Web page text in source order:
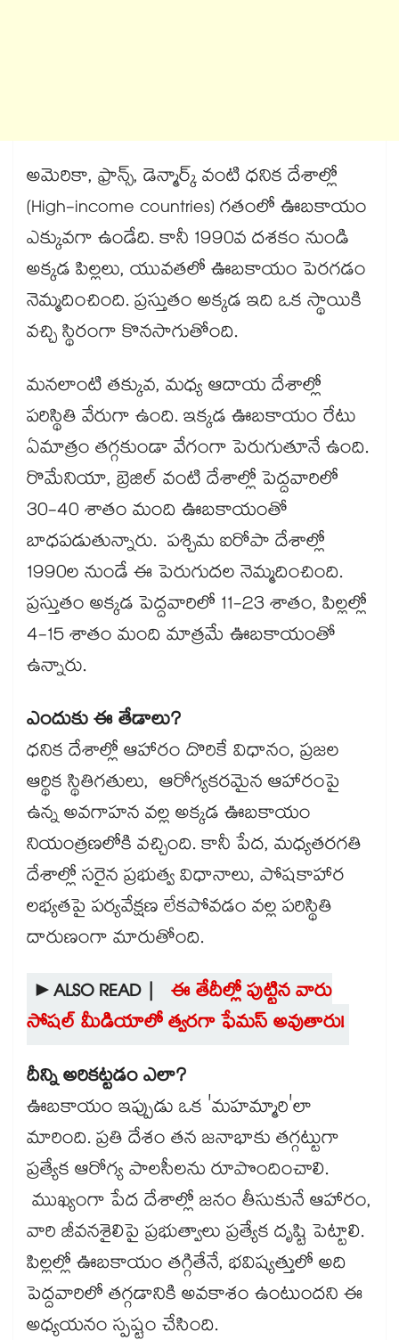
అమెరికా, ఫ్రాన్స్, డెన్మార్క్ వంటి ధనిక దేశాల్లో
(High-income countries) గతంలో ఊబకాయం
ఎక్కువగా ఉండేది. కానీ 1990వ దశకం నుండి
అక్కడ పిల్లలు, యువతలో ఊబకాయం పెరగడం
నెమ్మదించింది. ప్రస్తుతం అక్కడ ఇది ఒక స్థాయికి
వచ్చి స్థిరంగా కొనసాగుతోంది.
మనలాంటి తక్కువ, మధ్య ఆదాయ దేశాల్లో
పరిస్థితి వేరుగా ఉంది. ఇక్కడ ఊబకాయం రేటు
ఏమాత్రం తగ్గకుండా వేగంగా పెరుగుతూనే ఉంది.
రొమేనియా, బ్రెజిల్ వంటి దేశాల్లో పెద్దవారిలో
30-40 శాతం మంది ఊబకాయంతో
బాధపడుతున్నారు. పశ్చిమ ఐరోపా దేశాల్లో
1990ల నుండే ఈ పెరుగుదల నెమ్మదించింది.
ప్రస్తుతం అక్కడ పెద్దవారిలో 11-23 శాతం, పిల్లల్లో
4-15 శాతం మంది మాత్రమే ఊబకాయంతో
ఉన్నారు.
ఎందుకు ఈ తేడాలు?
ధనిక దేశాల్లో ఆహారం దొరికే విధానం, ప్రజల
ఆర్థిక స్థితిగతులు, ఆరోగ్యకరమైన ఆహారంపై
ఉన్న అవగాహన వల్ల అక్కడ ఊబకాయం
నియంత్రణలోకి వచ్చింది. కానీ పేద, మధ్యతరగతి
దేశాల్లో సరైన ప్రభుత్వ విధానాలు, పోషకాహార
లభ్యతపై పర్యవేక్షణ లేకపోవడం వల్ల పరిస్థితి
దారుణంగా మారుతోంది.
►ALSO READ | ఈ తేదీల్లో పుట్టిన వారు
సోషల్ మీడియాలో త్వరగా ఫేమస్ అవుతారు!
దీన్ని అరికట్టడం ఎలా?
ఊబకాయం ఇప్పుడు ఒక 'మహమ్మారి'లా
మారింది. ప్రతి దేశం తన జనాభాకు తగ్గట్టుగా
ప్రత్యేక ఆరోగ్య పాలసీలను రూపొందించాలి.
ముఖ్యంగా పేద దేశాల్లో జనం తీసుకునే ఆహారం,
వారి జీవనశైలిపై ప్రభుత్వాలు ప్రత్యేక దృష్టి పెట్టాలి.
పిల్లల్లో ఊబకాయం తగ్గితేనే, భవిష్యత్తులో అది
పెద్దవారిలో తగ్గడానికి అవకాశం ఉంటుందని ఈ
అధ్యయనం స్పష్టం చేసింది.